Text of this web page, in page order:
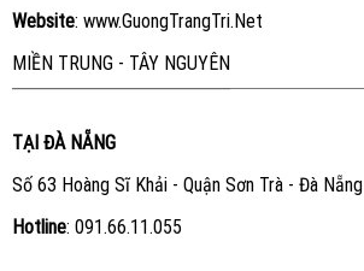
Website: www.GuongTrangTri.Net
MIỀN TRUNG - TÂY NGUYÊN
TẠI ĐÀ NẴNG
Số 63 Hoàng Sĩ Khải - Quận Sơn Trà - Đà Nẵng
Hotline: 091.66.11.055